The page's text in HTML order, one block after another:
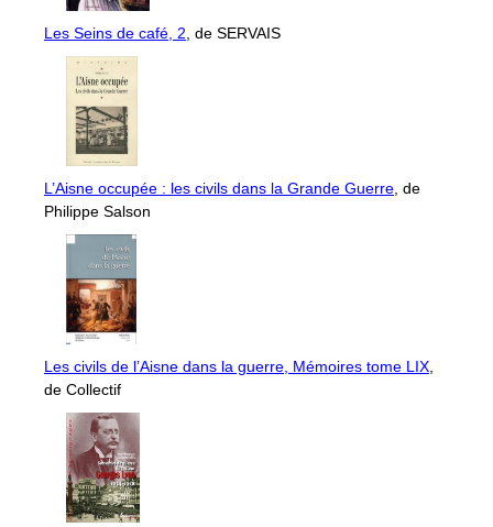
Les Seins de café, 2 , de SERVAIS
L’Aisne occupée : les civils dans la Grande Guerre , de
Philippe Salson
Les civils de l’Aisne dans la guerre, Mémoires tome LIX
de Collectif